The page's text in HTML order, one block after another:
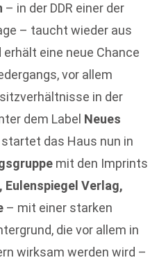
– in der DDR einer der
– taucht wieder aus
eine neue Chance
vor allem
in der
dem Label Neues
startet das Haus nun in
mit den Imprints
Eulenspiegel Verlag,
– mit einer starken
die vor allem in
wirksam werden wird –